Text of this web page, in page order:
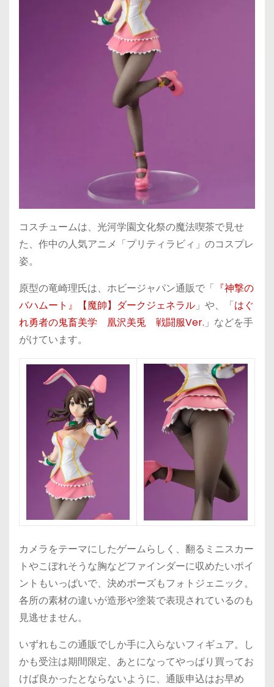
コスチュームは、光河学園文化祭の魔法喫茶で見せ
た、作中の人気アニメ「プリティラビィ」のコスプレ
姿。
原型の竜崎理氏は、ホビージャパン通販で「 『神撃の
バハムート』【魔帥】ダークジェネラル 」や、「はぐ
れ勇者の鬼畜美学 凰沢美兎 戦闘服Ver. 」などを手
がけています。
カメラをテーマにしたゲームらしく、翻るミニスカー
トやこぼれそうな胸などファインダーに収めたいポイ
ントもいっぱいで、決めポーズもフォトジェニック。
各所の素材の違いが造形や塗装で表現されているのも
見逃せません。
いずれもこの通販でしか手に入らないフィギュア。し
かも受注は期間限定、あとになってやっぱり買ってお
けば良かったとならないように、通販申込はお早め